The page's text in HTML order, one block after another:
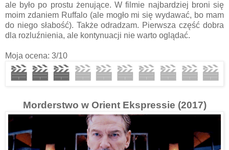
ale było po prostu żenujące. W filmie najbardziej broni się
moim zdaniem Ruffalo (ale mogło mi się wydawać, bo mam
do niego słabość). Także odradzam. Pierwsza część dobra
dla rozluźnienia, ale kontynuacji nie warto oglądać.
Moja ocena: 3/10
Morderstwo w Orient Ekspressie (2017)